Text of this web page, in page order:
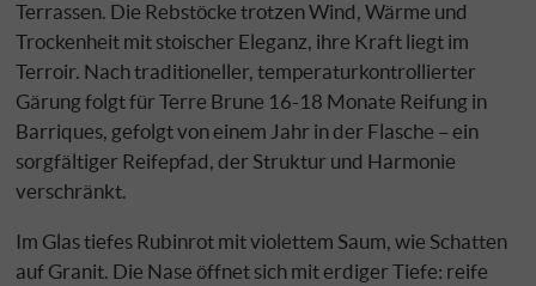
Terrassen. Die Rebstöcke trotzen Wind, Wärme und
Trockenheit mit stoischer Eleganz, ihre Kraft liegt im
Terroir. Nach traditioneller, temperaturkontrollierter
Gärung folgt für Terre Brune 16-18 Monate Reifung in
Barriques, gefolgt von einem Jahr in der Flasche – ein
sorgfältiger Reifepfad, der Struktur und Harmonie
verschränkt.
Im Glas tiefes Rubinrot mit violettem Saum, wie Schatten
auf Granit. Die Nase öffnet sich mit erdiger Tiefe: reife